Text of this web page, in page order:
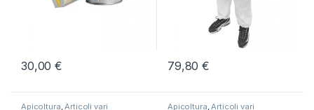
30,00€ 79,80€
Questo prodotto ha più
Apicoltura,Articoli vari Apicoltura,Articoli vari